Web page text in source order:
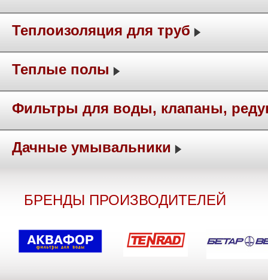
Теплоизоляция для труб
Теплые полы
Фильтры для воды, клапаны,
Дачные умывальники
БРЕНДЫ ПРОИЗВОДИТЕЛЕЙ